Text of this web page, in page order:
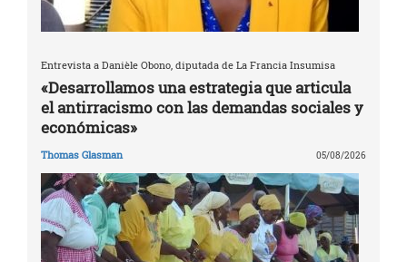
Entrevista a Danièle Obono, diputada de La Francia Insumisa
«Desarrollamos una estrategia que articula
el antirracismo con las demandas sociales y
económicas»
Thomas Glasman 05/08/2026